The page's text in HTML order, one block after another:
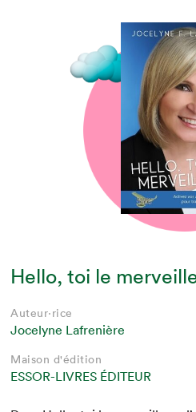
Hello, toi le
Auteur·rice
Jocelyne Lafrenière
Maison d'édition
ESSOR-LIVRES ÉDITEUR